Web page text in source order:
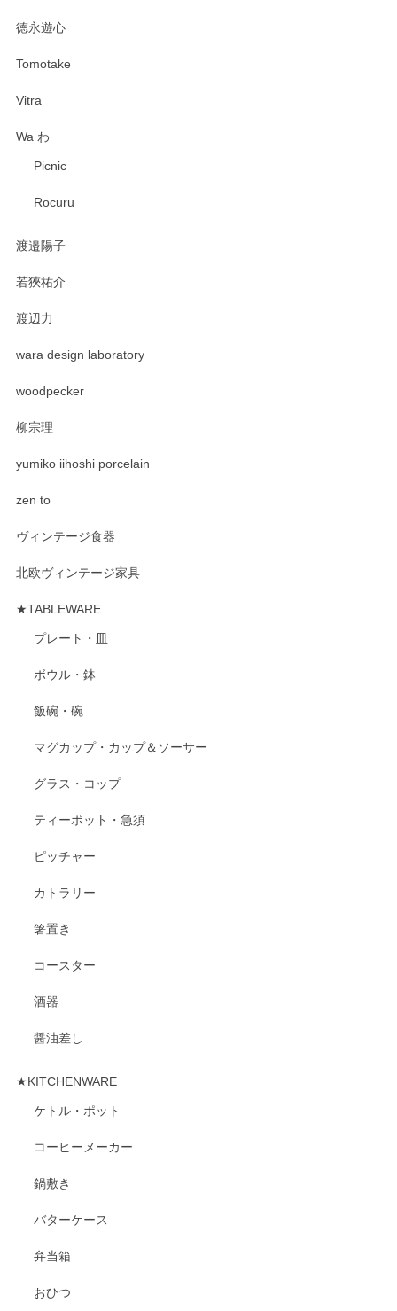
徳永遊心
Tomotake
Vitra
Wa わ
Picnic
Rocuru
渡邉陽子
若狹祐介
渡辺力
wara design laboratory
woodpecker
柳宗理
yumiko iihoshi porcelain
zen to
ヴィンテージ食器
北欧ヴィンテージ家具
★TABLEWARE
プレート・皿
ボウル・鉢
飯碗・碗
マグカップ・カップ＆ソーサー
グラス・コップ
ティーポット・急須
ピッチャー
カトラリー
箸置き
コースター
酒器
醤油差し
★KITCHENWARE
ケトル・ポット
コーヒーメーカー
鍋敷き
バターケース
弁当箱
おひつ